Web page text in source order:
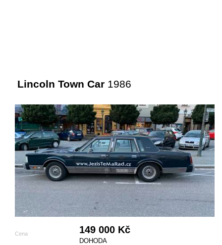
Lincoln Town Car 1986
Cena 149 000 Kč
DOHODA